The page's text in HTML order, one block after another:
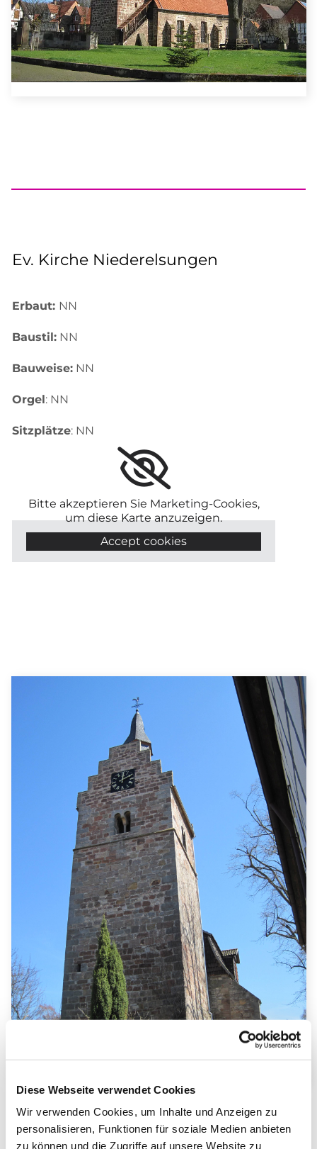
Diese Webseite verwendet Cookies
Wir verwenden Cookies, um Inhalte und Anzeigen zu
personalisieren, Funktionen für soziale Medien anbieten
zu können und die Zugriffe auf unsere Website zu
Ev. Kirche Niederelsungen
Erbaut: NN
Baustil: NN
Bauweise: NN
Orgel: NN
Sitzplätze: NN
Bitte akzeptieren Sie Marketing-Cookies,
um diese Karte anzuzeigen.
Accept cookies